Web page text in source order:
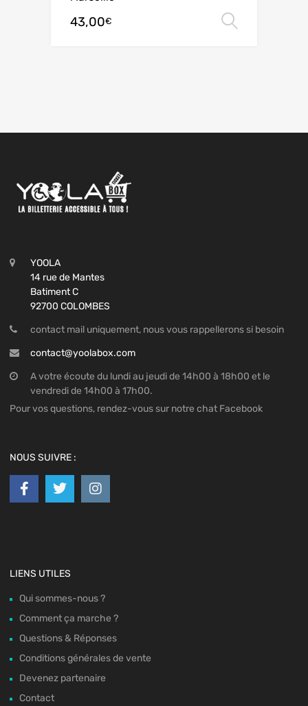
43,00€
YOOLA
14 rue de Mantes
Batiment C
92700 COLOMBES
contact mail uniquement, nous vous rappellerons si besoin
contact@yoolabox.com
A votre écoute du lundi au jeudi de 14h00 à 18h00 et le
vendredi de 14h00 à 17h00.
Pour vos questions, rendez-vous sur notre chat Facebook
NOUS SUIVRE :
LIENS UTILES
Qui sommes-nous ?
Comment ça marche ?
Questions & Réponses
Conditions générales de vente
Devenez partenaire
Contact